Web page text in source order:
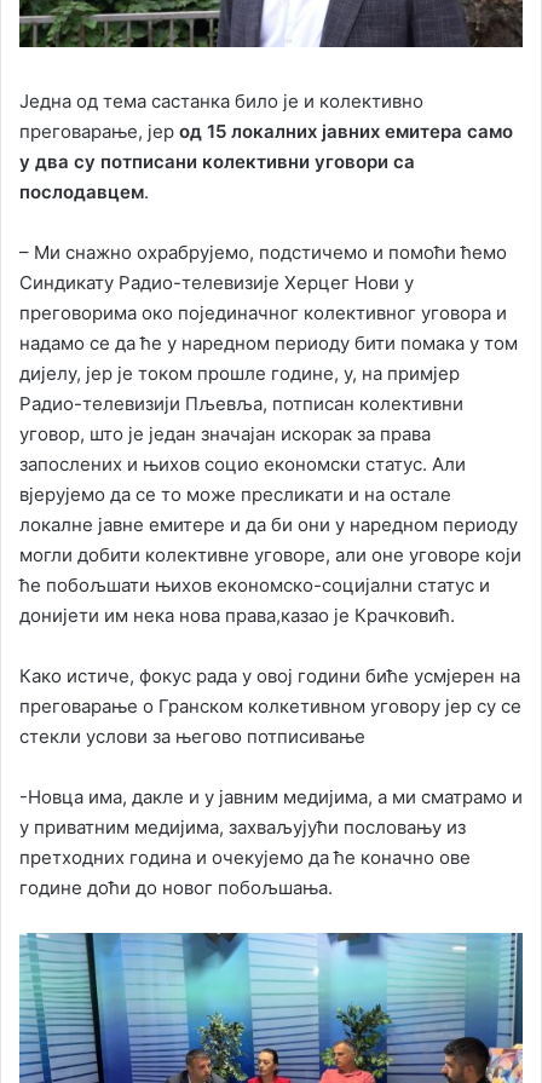
Једна од тема састанка било је и колективно
преговарање, јер од 15 локалних јавних емитера само
у два су потписани колективни уговори са
послодавцем.
– Ми снажно охрабрујемо, подстичемо и помоћи ћемо
Синдикату Радио-телевизије Херцег Нови у
преговорима око појединачног колективног уговора и
надамо се да ће у наредном периоду бити помака у том
дијелу, јер је током прошле године, у, на примјер
Радио-телевизији Пљевља, потписан колективни
уговор, што је један значајан искорак за права
запослених и њихов социо економски статус. Али
вјерујемо да се то може пресликати и на остале
локалне јавне емитере и да би они у наредном периоду
могли добити колективне уговоре, али оне уговоре који
ће побољшати њихов економско-социјални статус и
донијети им нека нова права,казао је Крачковић.
Како истиче, фокус рада у овој години биће усмјерен на
преговарање о Гранском колкетивном уговору јер су се
стекли услови за његово потписивање
-Новца има, дакле и у јавним медијима, а ми сматрамо и
у приватним медијима, захваљујући пословању из
претходних година и очекујемо да ће коначно ове
године доћи до новог побољшања.